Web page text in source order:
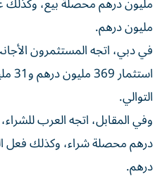
مليون درهم.
في دبي، اتجه المستثمرون
التوالي.
درهم.